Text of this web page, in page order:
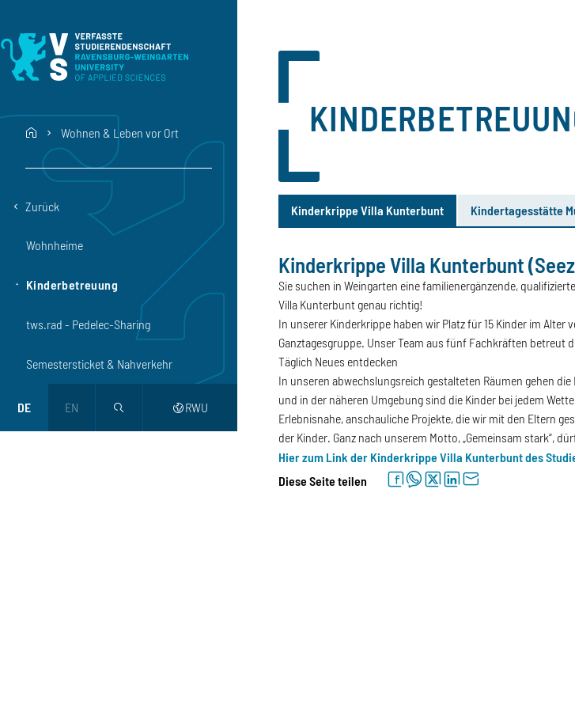
home Wohnen & Leben vor Ort
Zurück
Wohnheime
Kinderbetreuung
tws.rad - Pedelec-Sharing
Semestersticket & Nahverkehr
DE EN magnifier webRWU
Kinderkrippe Villa Kunterbunt Kindertagesstätte
Kinderkrippe Villa Kunterbunt
Kinderkrippe Villa Kunterbunt
Sie suchen in Weingarten eine familienergänzende,
Villa Kunterbunt genau richtig!
In unserer Kinderkrippe haben wir Platz für 15 Kinder im
Ganztagesgruppe. Unser Team aus fünf Fachkräften
Täglich Neues entdecken
In unseren abwechslungsreich gestalteten Räumen gehen
und in der näheren Umgebung sind die Kinder bei jedem
Erlebnisnahe, anschauliche Projekte, die wir mit den Eltern
der Kinder. Ganz nach unserem Motto, „Gemeinsam stark“,
Hier zum Link der Kinderkrippe Villa Kunterbuntdes
Diese Seite teilen
facebookwhatsapptwitterlinkedinletter